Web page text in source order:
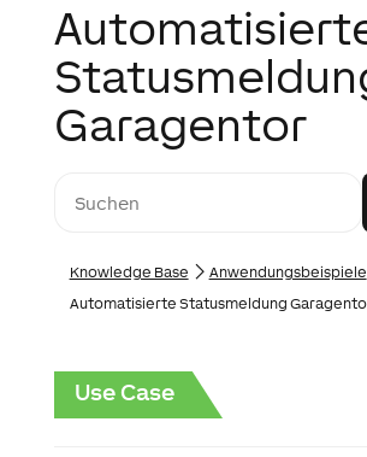
Garagentor
Knowledge Base
Anwendungs­­­beispiele
Automatisierte Statusmeldung
Use Case